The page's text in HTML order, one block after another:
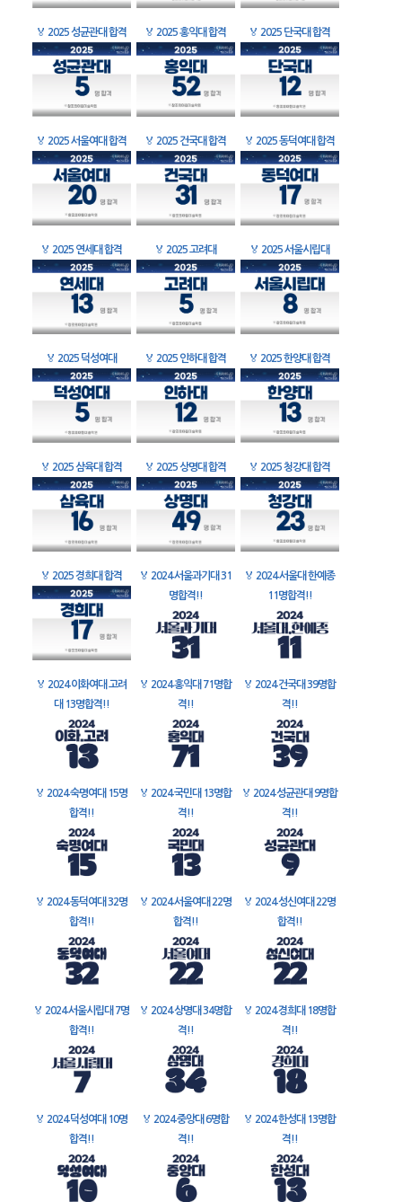
🏅 2025 성균관대 합격 🏅 2025 홍익대 합격 🏅 2025 단국대 합격
🏅 2025 서울여대 합격 🏅 2025 건국대 합격 🏅 2025 동덕여대 합격
🏅 2025 연세대 합격 🏅 2025 고려대 🏅 2025 서울시립대
🏅 2025 덕성여대 🏅 2025 인하대 합격 🏅 2025 한양대 합격
🏅 2025 삼육대 합격 🏅 2025 상명대 합격 🏅 2025 청강대 합격
🏅 2025 경희대 합격 🏅 2024 서울과기대 31
명합격!!
🏅 2024 서울대 한예종
11명합격!!
🏅 2024 이화여대 고려
대 13명합격!!
🏅 2024 홍익대 71명합
격!!
🏅 2024 건국대 39명합
격!!
🏅 2024 숙명여대 15명
합격!!
🏅 2024 국민대 13명합
격!!
🏅 2024 성균관대 9명합
격!!
🏅 2024 동덕여대 32명
합격!!
🏅 2024 서울여대 22명
합격!!
🏅 2024 성신여대 22명
합격!!
🏅 2024 서울시립대 7명
합격!!
🏅 2024 상명대 34명합
격!!
🏅 2024 경희대 18명합
격!!
🏅 2024 덕성여대 10명
합격!!
🏅 2024 중앙대 6명합
격!!
🏅 2024 한성대 13명합
격!!